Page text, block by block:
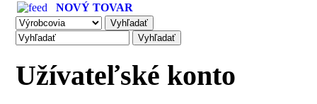
NOVÝ TOVAR
Užívateľské konto